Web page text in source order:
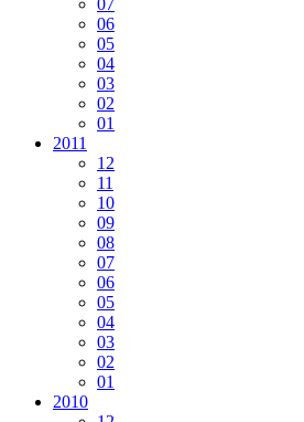
07
06
05
04
03
02
01
2011
12
11
10
09
08
07
06
05
04
03
02
01
2010